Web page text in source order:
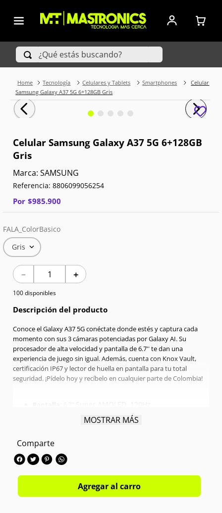
¿Qué estás buscando?
Tecnología Celulares y Tablets Smartphones
Celular
Samsung Galaxy A37 5G 6+128GB Gris
Celular Samsung Galaxy A37 5G 6+128GB
Gris
SAMSUNG
Referencia: 8806099056254
Por $985.900
FALA_ColorBasico
Gris
＋
－
100 disponibles
Descripción del producto
Conoce el Galaxy A37 5G conéctate donde estés y captura cada
momento con sus 3 cámaras potenciadas por Galaxy AI. Su
procesador de alta velocidad y pantalla de 6.7'' te dan una
experiencia de juego sin igual. Además, cuenta con Knox Vault,
certificación IP67 y lector de huella en pantalla para tu total
seguridad. ¡Pídelo hoy y recíbelo en cualquier parte de Colombia!
Exynos 1480 Octa-core 2.75 GHz
Cámara trasera:
Cámara frontal:
OS:Android 16
MOSTRAR MÁS
Comparte
Agregar al carro
TÉRMINOS MÁS BUSCADOS
1.
Iphone
3.
4.
Televisores
5.
Iphone 15 Pro Max
7.
Celulares
8.
Red Magic
9.
Audífonos
10. Iphone 17